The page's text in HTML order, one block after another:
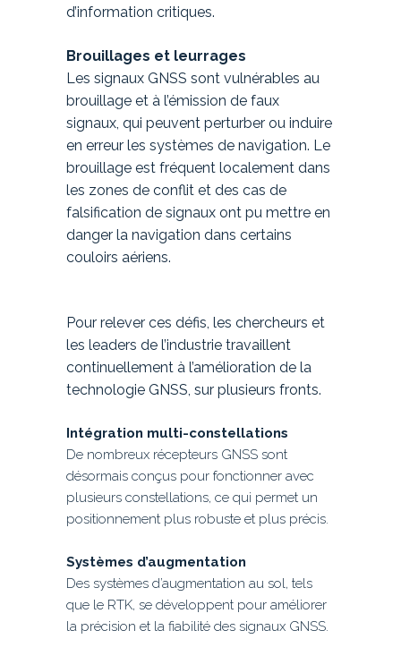
d’information critiques.
Brouillages et leurrages
Les signaux GNSS sont vulnérables au
brouillage et à l’émission de faux
signaux, qui peuvent perturber ou induire
en erreur les systèmes de navigation. Le
brouillage est fréquent localement dans
les zones de conflit et des cas de
falsification de signaux ont pu mettre en
danger la navigation dans certains
couloirs aériens.
Pour relever ces défis, les chercheurs et
les leaders de l’industrie travaillent
continuellement à l’amélioration de la
technologie GNSS, sur plusieurs fronts.
Intégration multi-constellations
De nombreux récepteurs GNSS sont
désormais conçus pour fonctionner avec
plusieurs constellations, ce qui permet un
positionnement plus robuste et plus précis.
Systèmes d’augmentation
Des systèmes d’augmentation au sol, tels
que le RTK, se développent pour améliorer
la précision et la fiabilité des signaux GNSS.